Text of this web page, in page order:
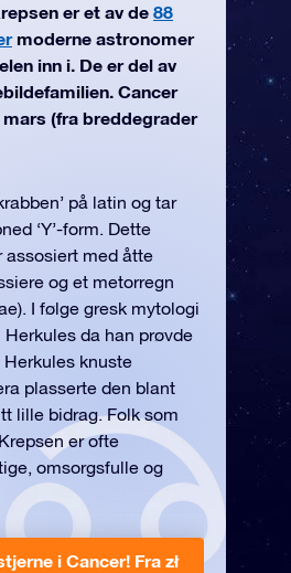
er et av de 88
moderne astronomer
inn i. De er del av
Cancer
(fra breddegrader
på latin og tar
‘Y’-form. Dette
assosiert med åtte
og et metorregn
I følge gresk mytologi
da han prøvde
knuste
plasserte den blant
lille bidrag. Folk som
er ofte
omsorgsfulle og
i Cancer! Fra zł